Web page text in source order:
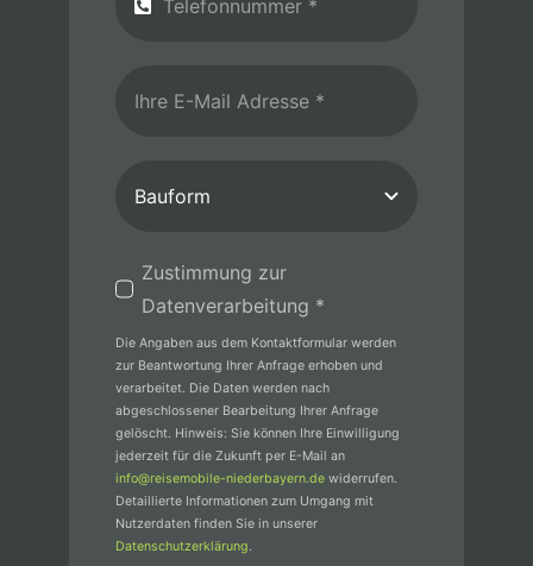
Zustimmung zur
Datenverarbeitung *
Die Angaben aus dem Kontaktformular werden
zur Beantwortung Ihrer Anfrage erhoben und
verarbeitet. Die Daten werden nach
abgeschlossener Bearbeitung Ihrer Anfrage
gelöscht. Hinweis: Sie können Ihre Einwilligung
jederzeit für die Zukunft per E-Mail an
info@reisemobile-niederbayern.de widerrufen.
Detaillierte Informationen zum Umgang mit
Nutzerdaten finden Sie in unserer
Datenschutzerklärung.